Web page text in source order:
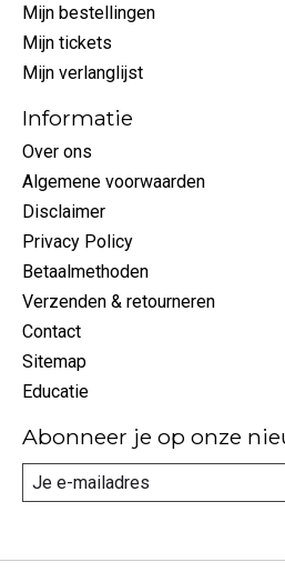
Mijn bestellingen
Mijn tickets
Mijn verlanglijst
Informatie
Over ons
Algemene voorwaarden
Disclaimer
Privacy Policy
Betaalmethoden
Verzenden & retourneren
Contact
Sitemap
Educatie
Abonneer je op onze